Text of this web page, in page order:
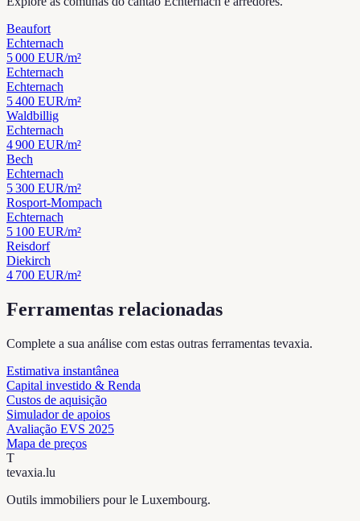
Beaufort
Echternach
5 000 EUR/m²
Echternach
Echternach
5 400 EUR/m²
Waldbillig
Echternach
4 900 EUR/m²
Bech
Echternach
5 300 EUR/m²
Rosport-Mompach
Echternach
5 100 EUR/m²
Reisdorf
Diekirch
4 700 EUR/m²
Ferramentas relacionadas
Complete a sua análise com estas outras ferramentas tevaxia.
Estimativa instantânea
Capital investido & Renda
Custos de aquisição
Simulador de apoios
Avaliação EVS 2025
Mapa de preços
T
tevaxia.lu
Outils immobiliers pour le Luxembourg.